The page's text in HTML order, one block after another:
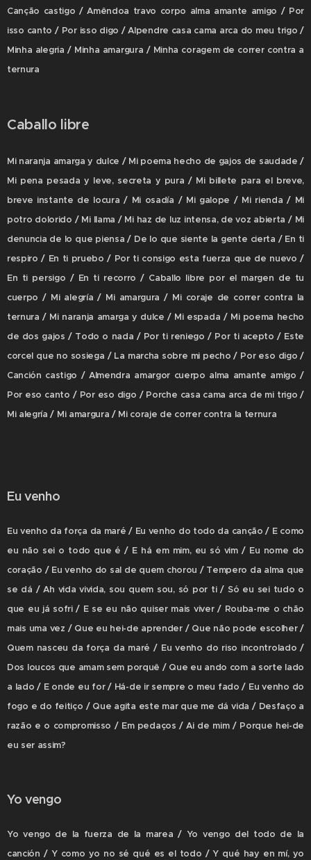
Canção castigo / Amêndoa travo corpo alma amante amigo / Por
isso canto / Por isso digo / Alpendre casa cama arca do meu trigo /
Minha alegria / Minha amargura / Minha coragem de correr contra a
ternura
Caballo libre
Mi naranja amarga y dulce / Mi poema hecho de gajos de saudade /
Mi pena pesada y leve, secreta y pura / Mi billete para el breve,
breve instante de locura / Mi osadía / Mi galope / Mi rienda / Mi
potro dolorido / Mi llama / Mi haz de luz intensa, de voz abierta / Mi
denuncia de lo que piensa / De lo que siente la gente cierta / En ti
respiro / En ti pruebo / Por ti consigo esta fuerza que de nuevo /
En ti persigo / En ti recorro / Caballo libre por el margen de tu
cuerpo / Mi alegría / Mi amargura / Mi coraje de correr contra la
ternura / Mi naranja amarga y dulce / Mi espada / Mi poema hecho
de dos gajos / Todo o nada / Por ti reniego / Por ti acepto / Este
corcel que no sosiega / La marcha sobre mi pecho / Por eso digo /
Canción castigo / Almendra amargor cuerpo alma amante amigo /
Por eso canto / Por eso digo / Porche casa cama arca de mi trigo /
Mi alegría / Mi amargura / Mi coraje de correr contra la ternura
Eu venho
Eu venho da força da maré / Eu venho do todo da canção / E como
eu não sei o todo que é / E há em mim, eu só vim / Eu nome do
coração / Eu venho do sal de quem chorou / Tempero da alma que
se dá / Ah vida vivida, sou quem sou, só por ti / Só eu sei tudo o
que eu já sofri / E se eu não quiser mais viver / Rouba-me o chão
mais uma vez / Que eu hei-de aprender / Que não pode escolher /
Quem nasceu da força da maré / Eu venho do riso incontrolado /
Dos loucos que amam sem porquê / Que eu ando com a sorte lado
a lado / E onde eu for / Há-de ir sempre o meu fado / Eu venho do
fogo e do feitiço / Que agita este mar que me dá vida / Desfaço a
razão e o compromisso / Em pedaços / Ai de mim / Porque hei-de
eu ser assim?
Yo vengo
Yo vengo de la fuerza de la marea / Yo vengo del todo de la
canción / Y como yo no sé qué es el todo / Y qué hay en mí, yo